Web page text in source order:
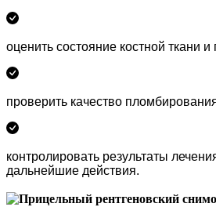
оценить состояние костной ткани и
проверить качество
контролировать результаты
дальнейшие действия.